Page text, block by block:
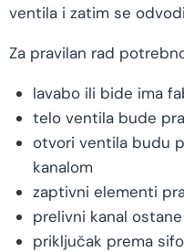
ventila i zatim se
Za pravilan rad
lavabo ili bide ima
telo ventila bude
otvori ventila budu
kanalom
zaptivni elementi
prelivni kanal
priključak prema